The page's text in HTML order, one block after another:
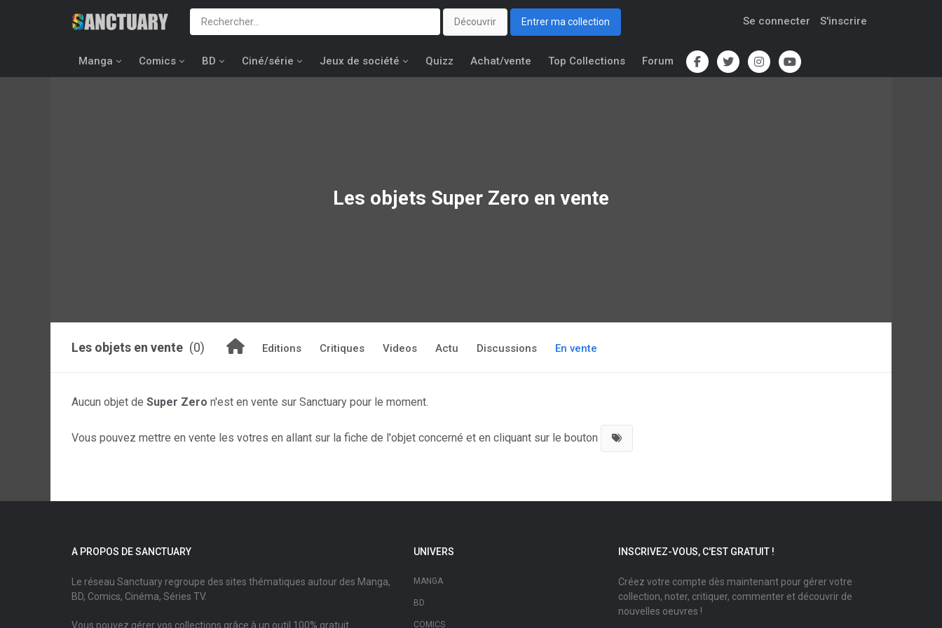
Découvrir Entrer ma collection Se connecter S'inscrire
Manga Comics BD Ciné/série Jeux de société Quizz Achat/vente Top Collections Forum
Les objets Super Zero en vente
Les objets en vente (0) Editions Critiques Videos Actu Discussions En vente
Aucun objet de Super Zero n'est en vente sur Sanctuary pour le moment.
Vous pouvez mettre en vente les votres en allant sur la fiche de l'objet concerné et en cliquant sur le bouton
A PROPOS DE SANCTUARY
Le réseau Sanctuary regroupe des sites thématiques autour des Manga,
BD, Comics, Cinéma, Séries TV.
Vous pouvez gérer vos collections grâce à un outil 100% gratuit.
UNIVERS
MANGA
BD
COMICS
INSCRIVEZ-VOUS, C'EST GRATUIT !
Créez votre compte dès maintenant pour gérer votre
collection, noter, critiquer, commenter et découvrir de
nouvelles oeuvres !